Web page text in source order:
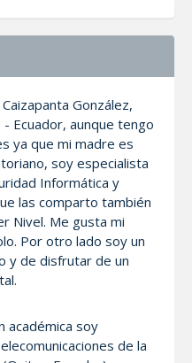
González,
Ecuador, aunque tengo
ya que mi madre es
soy especialista
Informática y
las comparto también
Nivel. Me gusta mi
Por otro lado soy un
y de disfrutar de un
académica soy
de la